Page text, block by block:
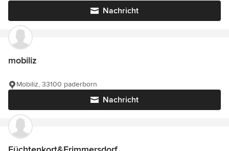
Nachricht
mobiliz
Nachricht
Mobiliz, 33100 paderborn